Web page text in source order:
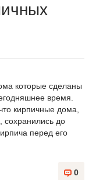
которые сделаны
время.
кирпичные дома,
сохранились до
перед его
0